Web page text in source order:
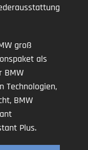
groß
als
BMW
Technologien,
BMW
Plus.